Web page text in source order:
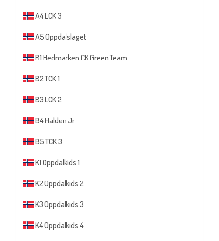
A4 LCK 3
A5 Oppdalslaget
B1 Hedmarken CK Green Team
B2 TCK 1
B3 LCK 2
B4 Halden Jr
B5 TCK 3
K1 Oppdalkids 1
K2 Oppdalkids 2
K3 Oppdalkids 3
K4 Oppdalkids 4